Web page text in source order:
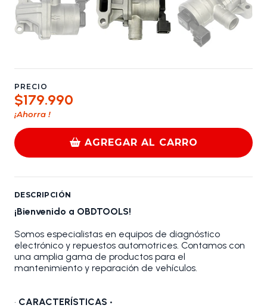
PRECIO
$179.990
¡Ahorra !
AGREGAR AL CARRO
DESCRIPCIÓN
¡Bienvenido a OBDTOOLS!
Somos especialistas en equipos de diagnóstico
electrónico y repuestos automotrices. Contamos con
una amplia gama de productos para el
mantenimiento y reparación de vehículos.
• CARACTERÍSTICAS •